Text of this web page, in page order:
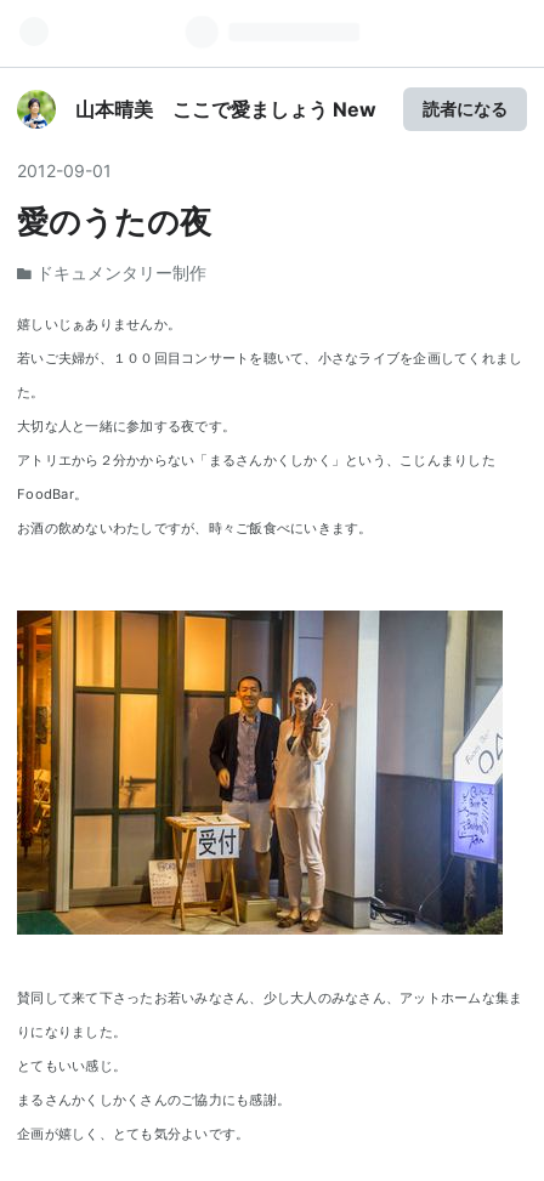
山本晴美 ここで愛ましょう New 読者になる
2012-09-01
愛のうたの夜
ドキュメンタリー制作
嬉しいじぁありませんか。
若いご夫婦が、１００回目コンサートを聴いて、小さなライブを企画してくれまし
た。
大切な人と一緒に参加する夜です。
アトリエから２分かからない「まるさんかくしかく」という、こじんまりした
FoodBar。
お酒の飲めないわたしですが、時々ご飯食べにいきます。
賛同して来て下さったお若いみなさん、少し大人のみなさん、アットホームな集ま
りになりました。
とてもいい感じ。
まるさんかくしかくさんのご協力にも感謝。
企画が嬉しく、とても気分よいです。